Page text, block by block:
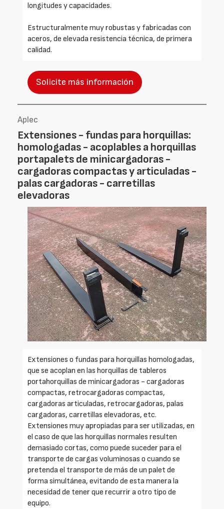
longitudes y capacidades.
Estructuralmente muy robustas y fabricadas con
aceros, de elevada resistencia técnica, de primera
calidad.
Solicite más información
Aplec
Extensiones - fundas para horquillas:
homologadas - acoplables a horquillas
portapalets de minicargadoras -
cargadoras compactas y articuladas -
palas cargadoras - carretillas
elevadoras
Extensiones o fundas para horquillas homologadas,
que se acoplan en las horquillas de tableros
portahorquillas de minicargadoras - cargadoras
compactas, retrocargadoras compactas,
cargadoras articuladas, retrocargadoras, palas
cargadoras, carretillas elevadoras, etc.
Extensiones muy apropiadas para ser utilizadas, en
el caso de que las horquillas normales resulten
demasiado cortas, como puede suceder para el
transporte de cargas voluminosas o cuando se
pretenda el transporte de más de un palet de
forma simultánea, evitando de esta manera la
necesidad de tener que recurrir a otro tipo de
equipo.